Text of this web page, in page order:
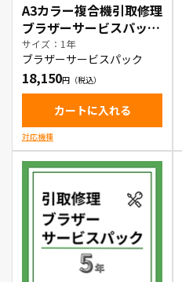
A3カラー複合機引取修理
ブラザーサービスパック
1年
サイズ：1年
ブラザーサービスパック
18,150
カートに入れる
対応機種